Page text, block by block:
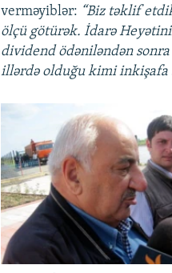
verməyiblər: “Biz təklif
ölçü götürək. İdarə
dividend ödəniləndən
illərdə olduğu kimi inkişafa